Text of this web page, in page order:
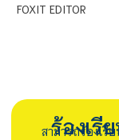
FOXIT EDITOR
ร้องเรี
สามารถร้องเ